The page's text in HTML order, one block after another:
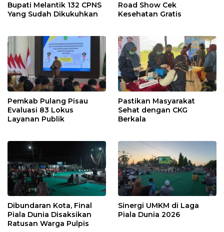
Bupati Melantik 132 CPNS
Yang Sudah Dikukuhkan
Road Show Cek
Kesehatan Gratis
Pemkab Pulang Pisau
Evaluasi 83 Lokus
Layanan Publik
Pastikan Masyarakat
Sehat dengan CKG
Berkala
Dibundaran Kota, Final
Piala Dunia Disaksikan
Ratusan Warga Pulpis
Sinergi UMKM di Laga
Piala Dunia 2026